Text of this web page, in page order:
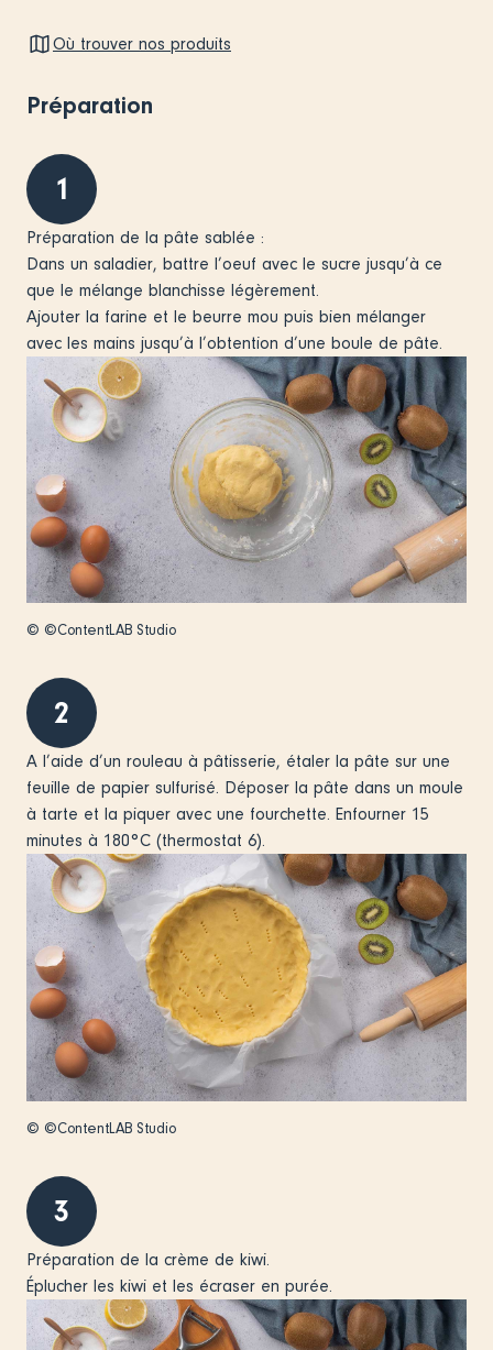
Où trouver nos produits
Préparation
1
Préparation de la pâte sablée :
Dans un saladier, battre l’oeuf avec le sucre jusqu’à ce
que le mélange blanchisse légèrement.
Ajouter la farine et le beurre mou puis bien mélanger
avec les mains jusqu’à l’obtention d’une boule de pâte.
© ©ContentLAB Studio
2
A l’aide d’un rouleau à pâtisserie, étaler la pâte sur une
feuille de papier sulfurisé. Déposer la pâte dans un moule
à tarte et la piquer avec une fourchette. Enfourner 15
minutes à 180°C (thermostat 6).
© ©ContentLAB Studio
3
Préparation de la crème de kiwi.
Éplucher les kiwi et les écraser en purée.